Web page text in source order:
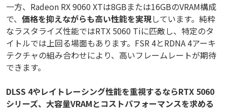
一方、Radeon RX 9060 XTは8GBまたは16GBのVRAM構成
で、 価格を抑えながらも高い性能を実現しています。純粋
なラスタライズ性能ではRTX 5060 Tiに匹敵し、特定のタ
イトルでは上回る場面もあります。FSR 4とRDNA 4アーキ
テクチャの組み合わせにより、高いフレームレートが期待
できます。
DLSS 4やレイトレーシング性能を重視するならRTX 5060
シリーズ、大容量VRAMとコストパフォーマンスを求める